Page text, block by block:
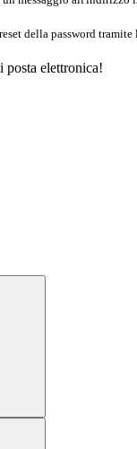
della password tramite
posta elettronica!